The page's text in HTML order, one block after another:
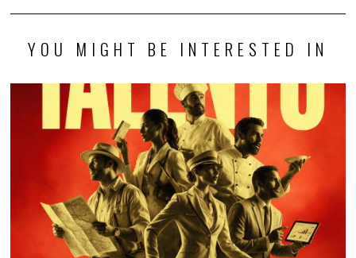
YOU MIGHT BE INTERESTED IN